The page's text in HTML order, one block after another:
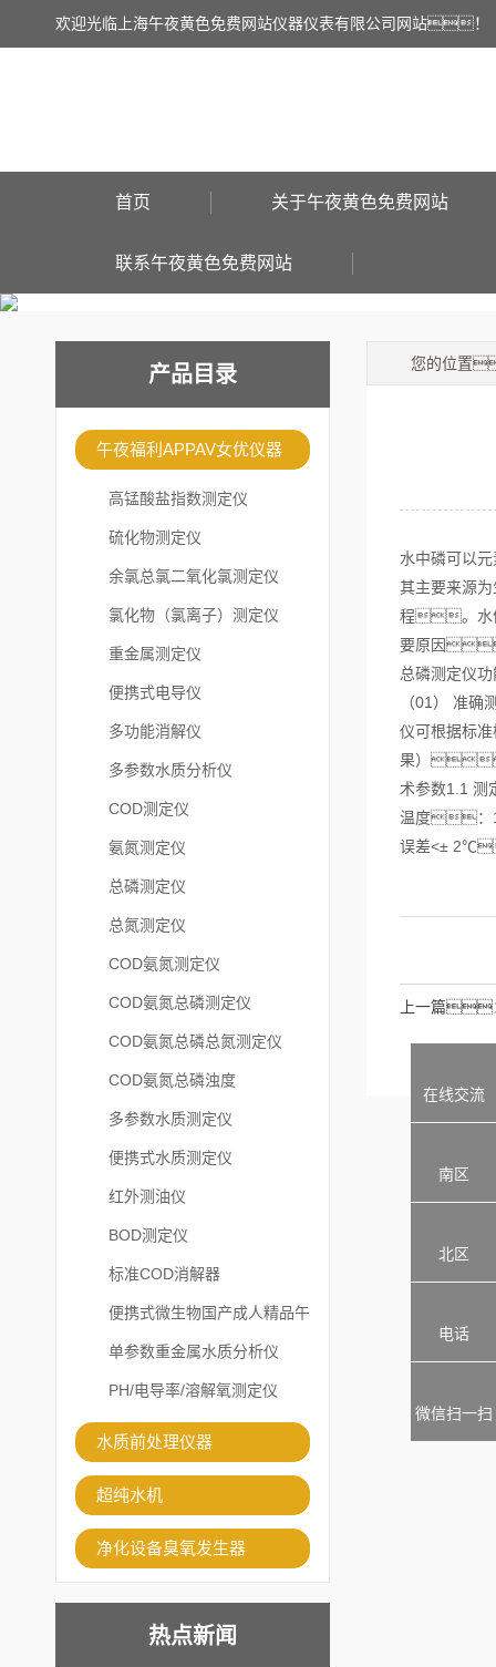
欢迎光临上海午夜黄色免费网站仪器仪表有限公司网站！
首页 关于午夜黄色免费网站
联系午夜黄色免费网站
产品目录
午夜福利APPAV女优仪器
高锰酸盐指数测定仪
硫化物测定仪
余氯总氯二氧化氯测定仪
氯化物（氯离子）测定仪
重金属测定仪
便携式电导仪
多功能消解仪
多参数水质分析仪
COD测定仪
氨氮测定仪
总磷测定仪
总氮测定仪
COD氨氮测定仪
COD氨氮总磷测定仪
COD氨氮总磷总氮测定仪
COD氨氮总磷浊度
多参数水质测定仪
便携式水质测定仪
红外测油仪
BOD测定仪
标准COD消解器
便携式微生物国产成人精品午
夜福利APP
单参数重金属水质分析仪
PH/电导率/溶解氧测定仪
水质前处理仪器
超纯水机
净化设备臭氧发生器
热点新闻
您的位置
水中磷可以
其主要来源
程。水
要原因
总磷测定仪
（01） 准
仪可根据标
果）
术参数1.1
温度：
误差<±
上一篇
在线交流
南区
北区
电话
微信扫一扫